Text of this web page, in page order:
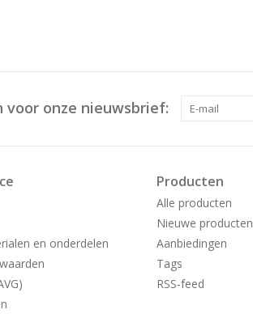
voor onze nieuwsbrief:
en onderdelen
Producten
Alle producten
Nieuwe producten
Aanbiedingen
Tags
RSS-feed